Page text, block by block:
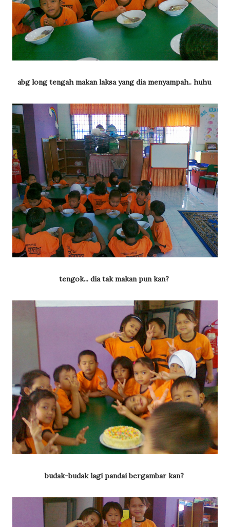
abg long tengah makan laksa yang dia menyampah.. huhu
tengok... dia tak makan pun kan?
budak-budak lagi pandai bergambar kan?